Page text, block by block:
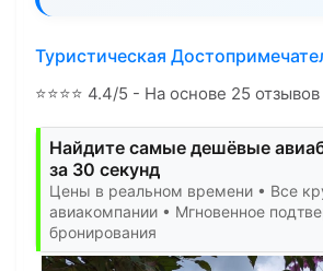
Туристическая
⭐⭐⭐⭐ 4.4/5 - На основе 25 отзывов
Найдите самые дешёвые
за 30 секунд
Цены в реальном времени • Все
авиакомпании • Мгновенное
бронирования